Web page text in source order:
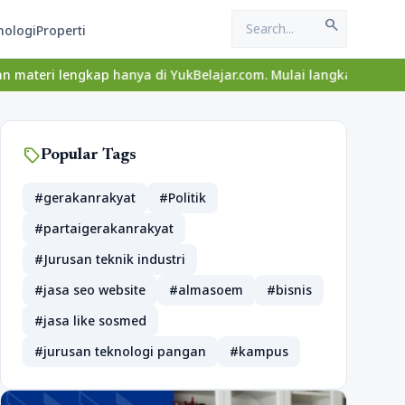
Properti search
hanya di YukBelajar.com. Mulai langkah suksesmu
sellPopular Tags
#gerakanrakyat
#Politik
#partaigerakanrakyat
#Jurusan teknik industri
#jasa seo website
#almasoem
#bisnis
#jasa like sosmed
#jurusan teknologi pangan
#kampus